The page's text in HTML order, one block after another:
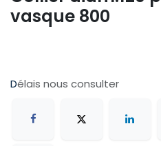
vasque 800
Délais nous consulter